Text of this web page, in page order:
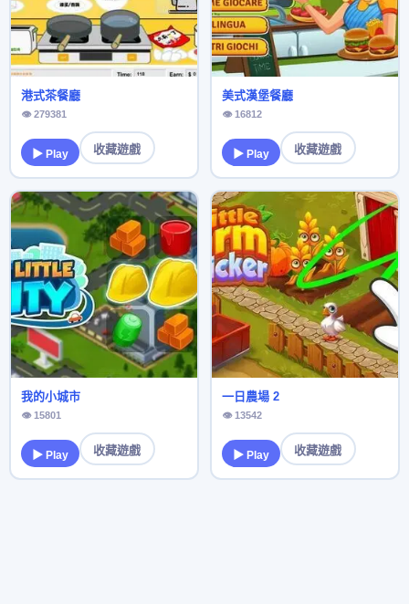
港式茶餐廳
👁 279381
▶ Play 收藏遊戲
美式漢堡餐廳
👁 16812
▶ Play 收藏遊戲
我的小城市
👁 15801
▶ Play 收藏遊戲
一日農場 2
👁 13542
▶ Play 收藏遊戲